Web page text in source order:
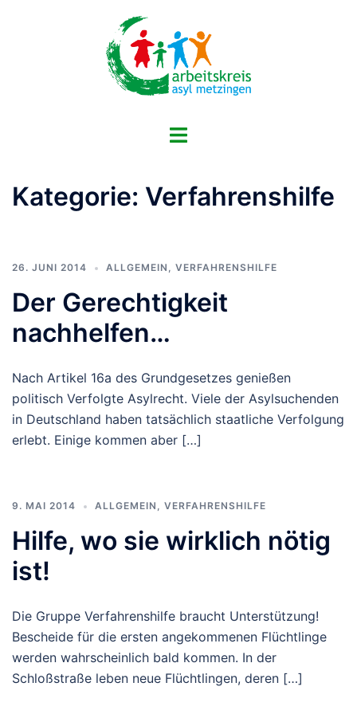
Menü
Kategorie: Verfahrenshilfe
26. JUNI 2014 ALLGEMEIN , VERFAHRENSHILFE
Der Gerechtigkeit
nachhelfen…
Nach Artikel 16a des Grundgesetzes genießen
politisch Verfolgte Asylrecht. Viele der Asylsuchenden
in Deutschland haben tatsächlich staatliche Verfolgung
erlebt. Einige kommen aber […]
9. MAI 2014 ALLGEMEIN , VERFAHRENSHILFE
Hilfe, wo sie wirklich nötig
ist!
Die Gruppe Verfahrenshilfe braucht Unterstützung!
Bescheide für die ersten angekommenen Flüchtlinge
werden wahrscheinlich bald kommen. In der
Schloßstraße leben neue Flüchtlingen, deren […]